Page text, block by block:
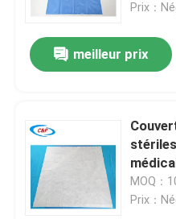
Produits
Vidéos
Prix：
meilleur prix
de
MOQ：
Prix：